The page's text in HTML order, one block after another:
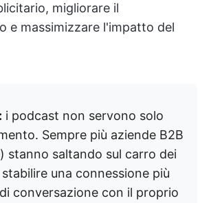
migliorare il
e massimizzare l'impatto del
i podcast non servono solo
Sempre più aziende B2B
stanno saltando sul carro dei
una connessione più
conversazione con il proprio